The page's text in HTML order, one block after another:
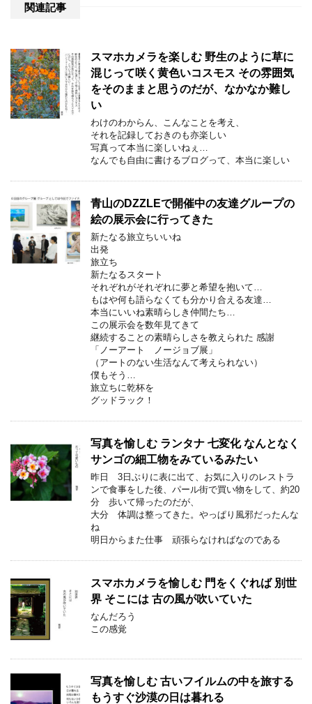
関連記事
スマホカメラを楽しむ 野生のように草に
混じって咲く黄色いコスモス その雰囲気
をそのままと思うのだが、なかなか難し
い
わけのわからん、こんなことを考え、
それを記録しておきのも亦楽しい
写真って本当に楽しいねぇ…
なんでも自由に書けるブログって、本当に楽しい
青山のDZZLEで開催中の友達グループの
絵の展示会に行ってきた
新たなる旅立ちいいね
出発
旅立ち
新たなるスタート
それぞれがそれぞれに夢と希望を抱いて…
もはや何も語らなくても分かり合える友達…
本当にいいね素晴らしき仲間たち…
この展示会を数年見てきて
継続することの素晴らしさを教えられた 感謝
「ノーアート ノージョブ展」
（アートのない生活なんて考えられない）
僕もそう…
旅立ちに乾杯を
グッドラック！
写真を愉しむ ランタナ 七変化 なんとなく
サンゴの細工物をみているみたい
昨日 3日ぶりに表に出て、お気に入りのレストラ
ンで食事をした後、パール街で買い物をして、約20
分 歩いて帰ったのだが、
大分 体調は整ってきた。やっぱり風邪だったんな
ね
明日からまた仕事 頑張らなければなのである
スマホカメラを愉しむ 門をくぐれば 別世
界 そこには 古の風が吹いていた
なんだろう
この感覚
写真を愉しむ 古いフイルムの中を旅する
もうすぐ沙漠の日は暮れる